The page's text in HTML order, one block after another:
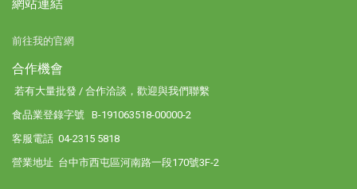
網站連結
前往我的官網
合作機會
若有大量批發 / 合作洽談，歡迎與我們聯繫
食品業登錄字號 B-191063518-00000-2
客服電話 04-2315 5818
營業地址 台中市西屯區河南路一段170號3F-2